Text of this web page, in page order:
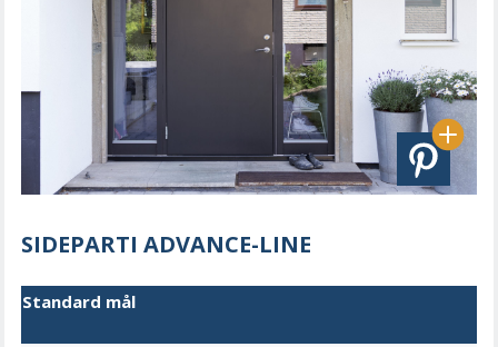
SIDEPARTI ADVANCE-LINE
Standard mål